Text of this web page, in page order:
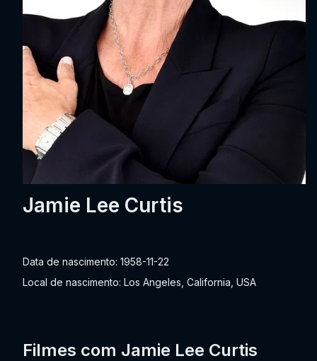
Jamie Lee Curtis
Data de nascimento: 1958-11-22
Local de nascimento: Los Angeles, California, USA
Filmes com Jamie Lee Curtis